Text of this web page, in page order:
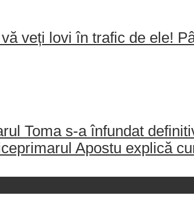
veți lovi în trafic de ele!
Toma s-a înfundat
Apostu explică